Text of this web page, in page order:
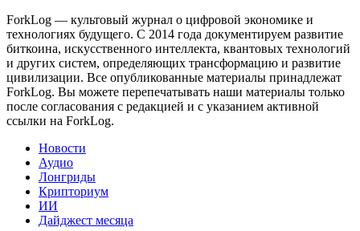
ForkLog — культовый журнал о цифровой экономике и
технологиях будущего. С 2014 года документируем развитие
биткоина, искусственного интеллекта, квантовых технологий
и других систем, определяющих трансформацию и развитие
цивилизации. Все опубликованные материалы принадлежат
ForkLog. Вы можете перепечатывать наши материалы только
после согласования с редакцией и с указанием активной
ссылки на ForkLog.
Новости
Аудио
Лонгриды
Крипториум
ИИ
Дайджест месяца